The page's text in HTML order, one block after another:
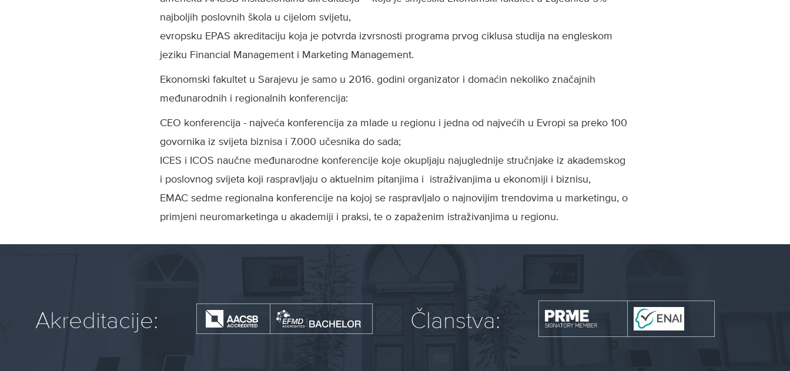
najboljih poslovnih škola u cijelom svijetu,
evropsku EPAS akreditaciju koja je potvrda izvrsnosti programa prvog ciklusa studija na engleskom
jeziku Financial Management i Marketing Management.
Ekonomski fakultet u Sarajevu je samo u 2016. godini organizator i domaćin nekoliko značajnih
međunarodnih i regionalnih konferencija:
CEO konferencija - najveća konferencija za mlade u regionu i jedna od najvećih u Evropi sa preko 100
govornika iz svijeta biznisa i 7.000 učesnika do sada;
ICES i ICOS naučne međunarodne konferencije koje okupljaju najuglednije stručnjake iz akademskog
i poslovnog svijeta koji raspravljaju o aktuelnim pitanjima i istraživanjima u ekonomiji i biznisu,
EMAC sedme regionalna konferencije na kojoj se raspravljalo o najnovijim trendovima u marketingu, o
primjeni neuromarketinga u akademiji i praksi, te o zapaženim istraživanjima u regionu.
Akreditacije: Članstva: